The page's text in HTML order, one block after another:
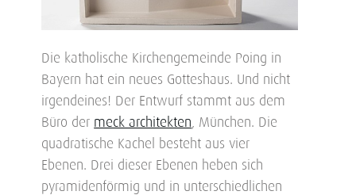
Die katholische Kirchengemeinde Poing in
Bayern hat ein neues Gotteshaus. Und nicht
irgendeines! Der Entwurf stammt aus dem
Büro der meck architekten, München. Die
quadratische Kachel besteht aus vier
Ebenen. Drei dieser Ebenen heben sich
pyramidenförmig und in unterschiedlichen